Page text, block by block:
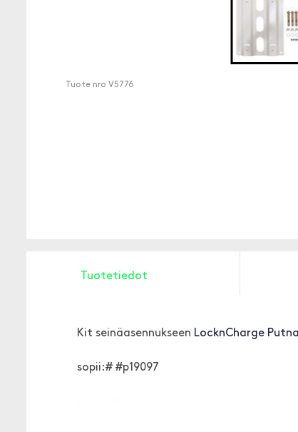
Tuote nro V5776
Tuotetiedot
Kit seinäasennukseen LocknCharge
sopii:# #p19097